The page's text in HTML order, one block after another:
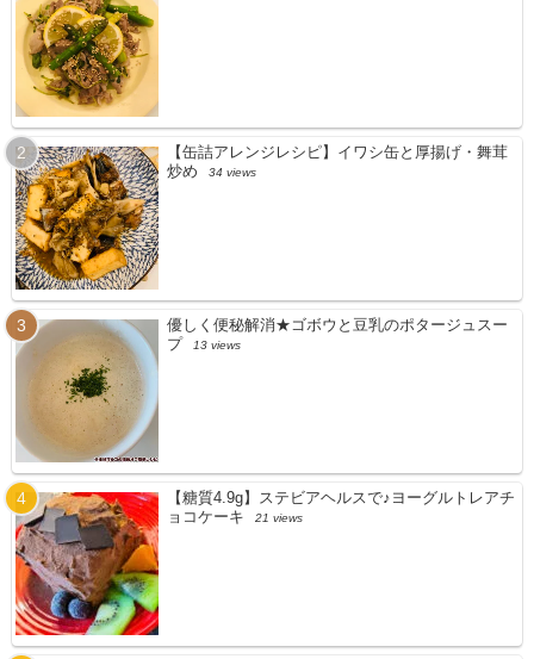
【缶詰アレンジレシピ】イワシ缶と厚揚げ・舞茸
炒め
34 views
優しく便秘解消★ゴボウと豆乳のポタージュスー
プ
13 views
【糖質4.9g】ステビアヘルスで♪ヨーグルトレアチ
ョコケーキ
21 views